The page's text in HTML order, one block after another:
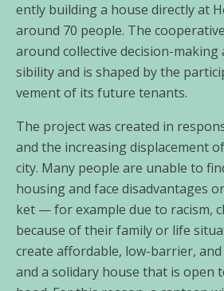
ent­ly buil­ding a house direct­ly at
around 70 peo­p­le. The
around coll­ec­ti­ve decis­i­on-
si­bi­li­ty and is shaped by the
vement of its future ten­ants.
The pro­ject was crea­ted in
and the incre­asing dis­pla­ce­ment
city. Many peo­p­le are unable to
housing and face dis­ad­van­ta­ges
ket — for exam­p­le due to racism,
becau­se of their fami­ly or life
crea­te afforda­ble, low-bar­ri­er,
and a soli­da­ry house that is